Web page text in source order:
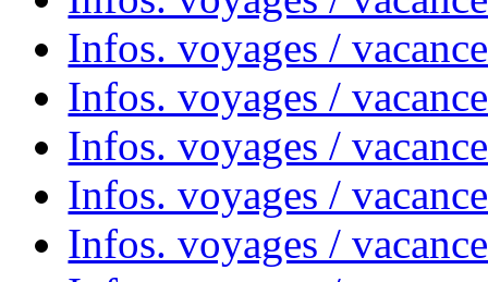
Infos. voyages /
Infos. voyages /
Infos. voyages /
Infos. voyages /
Infos. voyages /